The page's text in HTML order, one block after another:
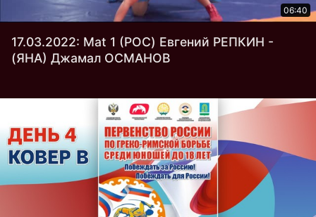
06:40
17.03.2022: Mat 1 (РОС) Евгений РЕПКИН -
(ЯНА) Джамал ОСМАНОВ